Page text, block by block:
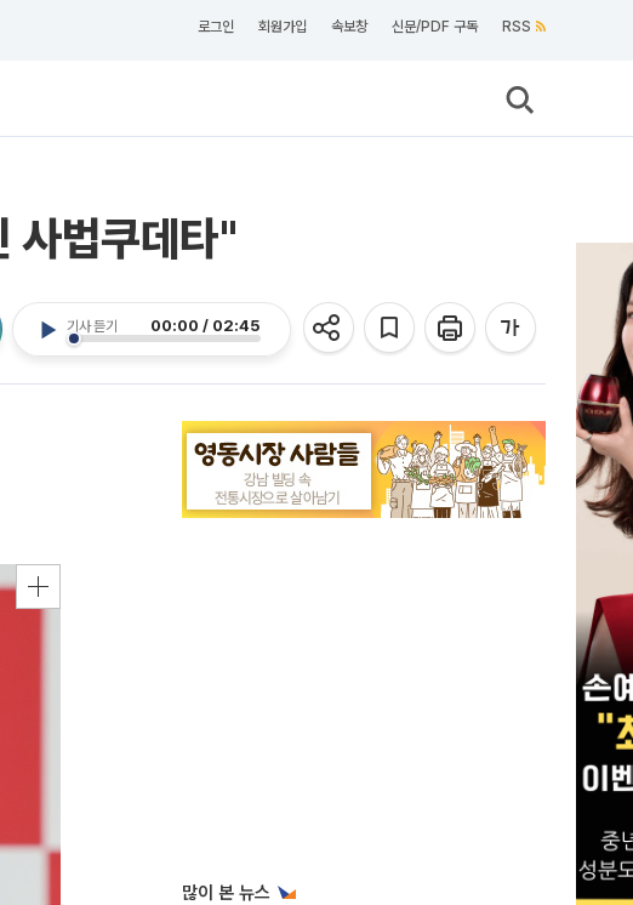
로그인 회원가입 속보창 신문/PDF 구독 RSS
사법쿠데타"
기사 듣기 00:00 / 02:45
많이 본 뉴스